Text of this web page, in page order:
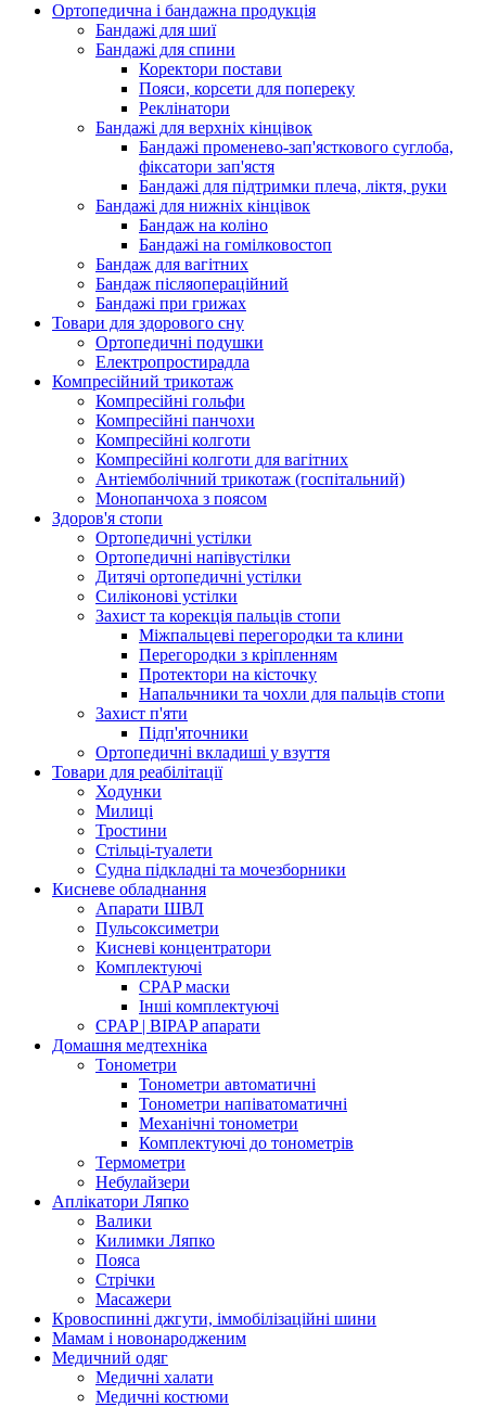
Ортопедична і бандажна продукція
Бандажі для шиї
Бандажі для спини
Коректори постави
Пояси, корсети для попереку
Реклінатори
Бандажі для верхніх кінцівок
Бандажі променево-зап'ясткового суглоба,
фіксатори зап'ястя
Бандажі для підтримки плеча, ліктя, руки
Бандажі для нижніх кінцівок
Бандаж на коліно
Бандажі на гомілковостоп
Бандаж для вагітних
Бандаж післяопераційний
Бандажі при грижах
Товари для здорового сну
Ортопедичні подушки
Електропростирадла
Компресійний трикотаж
Компресійні гольфи
Компресійні панчохи
Компресійні колготи
Компресійні колготи для вагітних
Антіемболічний трикотаж (госпітальний)
Монопанчоха з поясом
Здоров'я стопи
Ортопедичні устілки
Ортопедичні напівустілки
Дитячі ортопедичні устілки
Силіконові устілки
Захист та корекція пальців стопи
Міжпальцеві перегородки та клини
Перегородки з кріпленням
Протектори на кісточку
Напальчники та чохли для пальців стопи
Захист п'яти
Підп'яточники
Ортопедичні вкладиші у взуття
Товари для реабілітації
Ходунки
Милиці
Тростини
Стільці-туалети
Судна підкладні та мочезборники
Кисневе обладнання
Апарати ШВЛ
Пульсоксиметри
Кисневі концентратори
Комплектуючі
CPAP маски
Інші комплектуючі
CPAP | BIPAP апарати
Домашня медтехніка
Тонометри
Тонометри автоматичні
Тонометри напіватоматичні
Механічні тонометри
Комплектуючі до тонометрів
Термометри
Небулайзери
Аплікатори Ляпко
Валики
Килимки Ляпко
Пояса
Стрічки
Масажери
Кровоспинні джгути, іммобілізаційні шини
Мамам і новонародженим
Медичний одяг
Медичні халати
Медичні костюми